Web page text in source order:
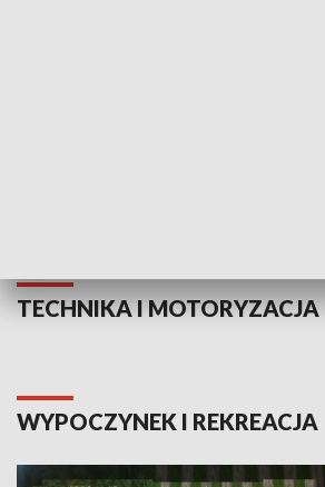
TECHNIKA I MOTORYZACJA
WYPOCZYNEK I REKREACJA